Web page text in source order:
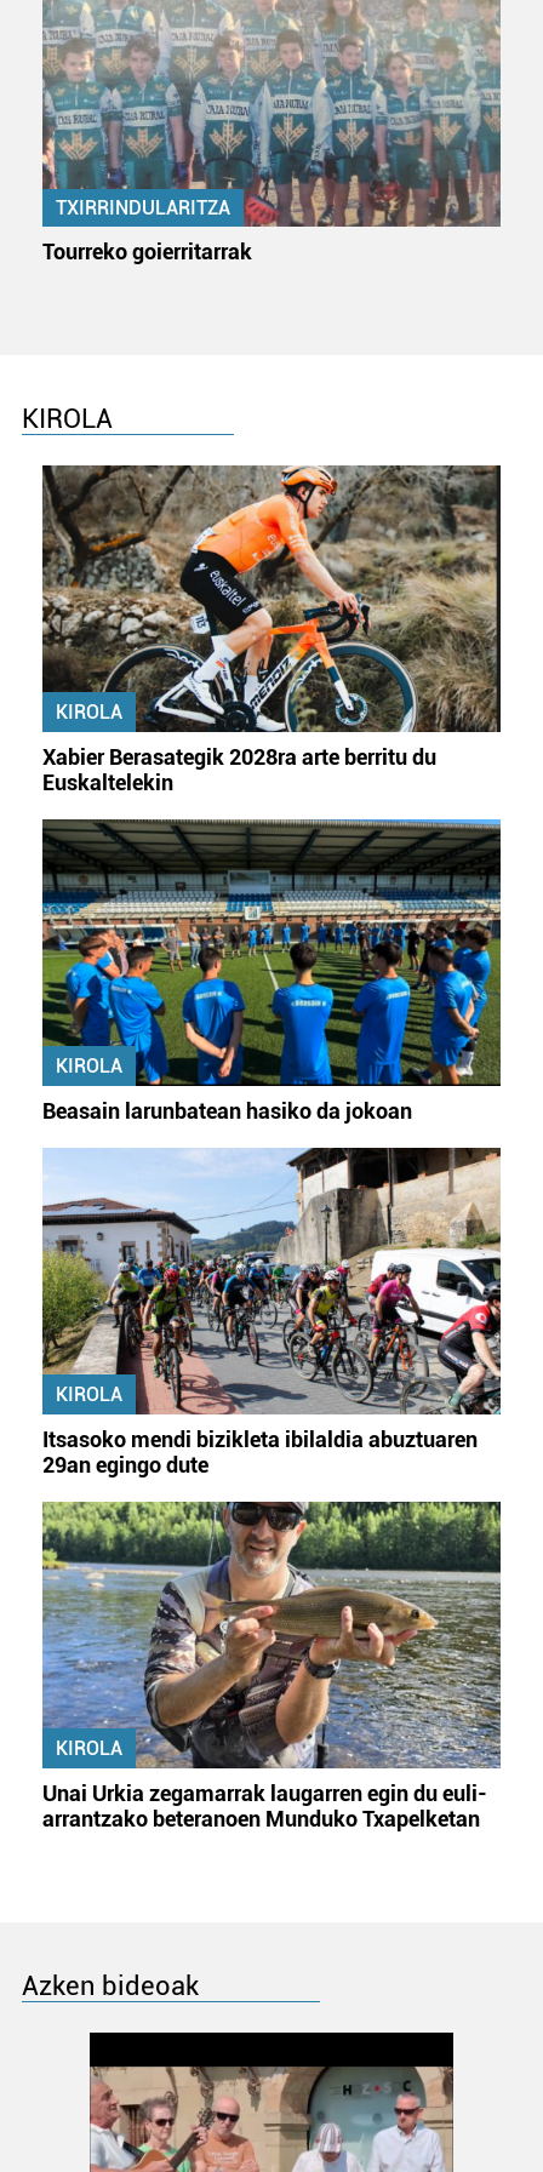
TXIRRINDULARITZA
Tourreko goierritarrak
KIROLA
KIROLA
Xabier Berasategik 2028ra arte berritu du
Euskaltelekin
KIROLA
Beasain larunbatean hasiko da jokoan
KIROLA
Itsasoko mendi bizikleta ibilaldia abuztuaren
29an egingo dute
KIROLA
Unai Urkia zegamarrak laugarren egin du euli-
arrantzako beteranoen Munduko Txapelketan
Azken bideoak